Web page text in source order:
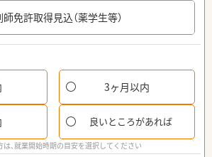
免許取得見込（薬学生等）
3ヶ月以内
良いところがあれば
、就業開始時期の目安を選択してください